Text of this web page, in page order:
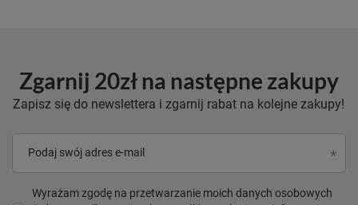
Zgarnij 20zł na następne zakupy
Zapisz się do newslettera i zgarnij rabat na kolejne zakupy!
Podaj swój adres e-mail
Wyrażam zgodę na przetwarzanie moich danych osobowych